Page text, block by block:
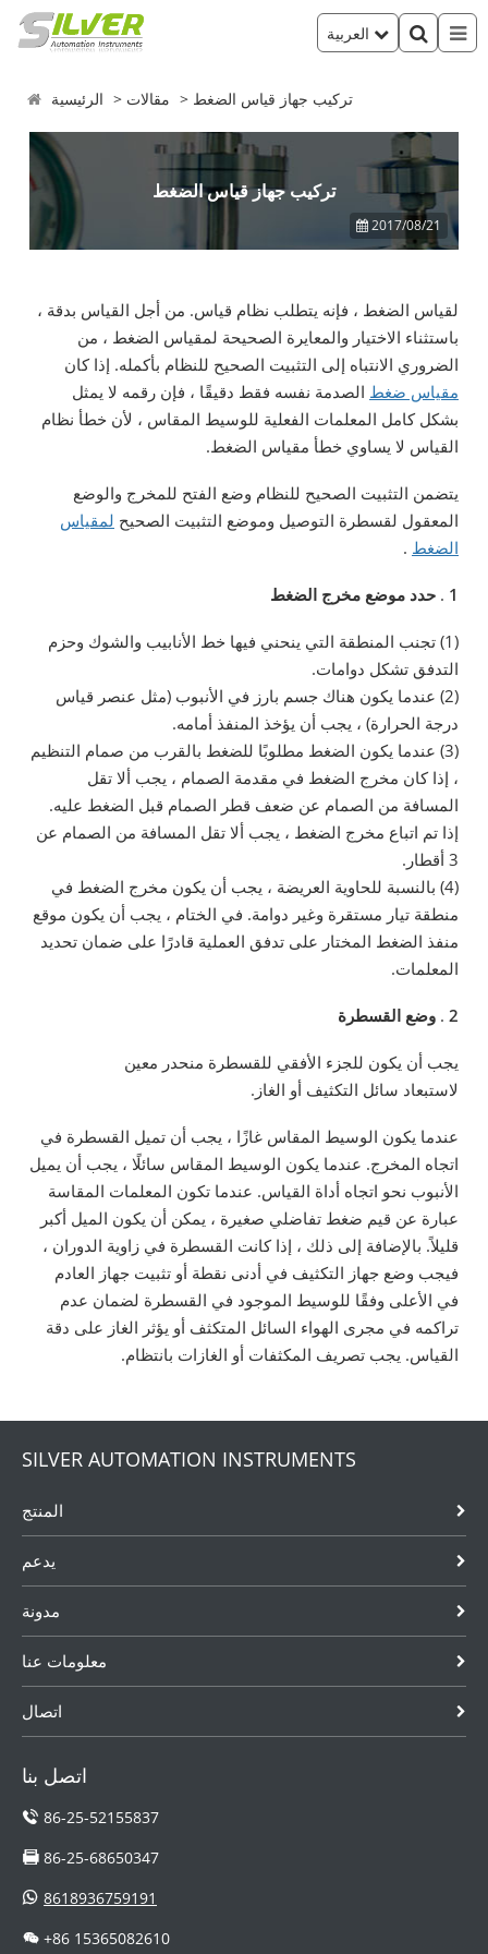
الرئيسية مقالات تركيب جهاز قياس الضغط
تركيب جهاز قياس الضغط
2017/08/21
لقياس الضغط ، فإنه يتطلب نظام قياس. من أجل القياس بدقة ،
باستثناء الاختيار والمعايرة الصحيحة لمقياس الضغط ، من
الضروري الانتباه إلى التثبيت الصحيح للنظام بأكمله. إذا كان
مقياس ضغط الصدمة نفسه فقط دقيقًا ، فإن رقمه لا يمثل
بشكل كامل المعلمات الفعلية للوسيط المقاس ، لأن خطأ نظام
القياس لا يساوي خطأ مقياس الضغط.
يتضمن التثبيت الصحيح للنظام وضع الفتح للمخرج والوضع
المعقول لقسطرة التوصيل وموضع التثبيت الصحيح لمقياس
الضغط .
1
. حدد موضع مخرج الضغط
(1) تجنب المنطقة التي ينحني فيها خط الأنابيب والشوك وحزم
التدفق تشكل دوامات.
(2) عندما يكون هناك جسم بارز في الأنبوب (مثل عنصر قياس
درجة الحرارة) ، يجب أن يؤخذ المنفذ أمامه.
(3) عندما يكون الضغط مطلوبًا للضغط بالقرب من صمام التنظيم
، إذا كان مخرج الضغط في مقدمة الصمام ، يجب ألا تقل
المسافة من الصمام عن ضعف قطر الصمام قبل الضغط عليه.
إذا تم اتباع مخرج الضغط ، يجب ألا تقل المسافة من الصمام عن
3 أقطار.
(4) بالنسبة للحاوية العريضة ، يجب أن يكون مخرج الضغط في
منطقة تيار مستقرة وغير دوامة. في الختام ، يجب أن يكون موقع
منفذ الضغط المختار على تدفق العملية قادرًا على ضمان تحديد
المعلمات.
2
. وضع القسطرة
يجب أن يكون للجزء الأفقي للقسطرة منحدر معين
لاستبعاد سائل التكثيف أو الغاز.
عندما يكون الوسيط المقاس غازًا ، يجب أن تميل القسطرة في
اتجاه المخرج. عندما يكون الوسيط المقاس سائلًا ، يجب أن يميل
الأنبوب نحو اتجاه أداة القياس. عندما تكون المعلمات المقاسة
عبارة عن قيم ضغط تفاضلي صغيرة ، يمكن أن يكون الميل أكبر
قليلاً. بالإضافة إلى ذلك ، إذا كانت القسطرة في زاوية الدوران ،
فيجب وضع جهاز التكثيف في أدنى نقطة أو تثبيت جهاز العادم
في الأعلى وفقًا للوسيط الموجود في القسطرة لضمان عدم
تراكمه في مجرى الهواء السائل المتكثف أو يؤثر الغاز على دقة
القياس. يجب تصريف المكثفات أو الغازات بانتظام.
SILVER AUTOMATION INSTRUMENTS
المنتج
يدعم
مدونة
معلومات عنا
اتصال
اتصل بنا
86-25-52155837
86-25-68650347
8618936759191
+86 15365082610